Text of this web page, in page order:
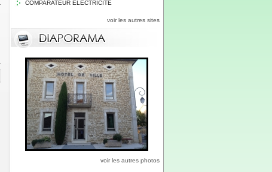
COMPARATEUR ÉLECTRICITÉ
voir les autres sites
voir les autres photos